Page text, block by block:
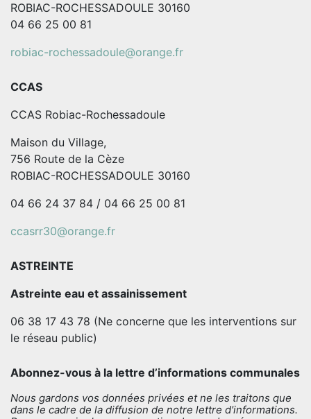
ROBIAC-ROCHESSADOULE 30160
04 66 25 00 81
robiac-rochessadoule@orange.fr
CCAS
CCAS Robiac-Rochessadoule
Maison du Village,
756 Route de la Cèze
ROBIAC-ROCHESSADOULE 30160
04 66 24 37 84 / 04 66 25 00 81
ccasrr30@orange.fr
ASTREINTE
Astreinte eau et assainissement
06 38 17 43 78 (Ne concerne que les interventions sur
le réseau public)
Abonnez-vous à la lettre d’informations communales
Nous gardons vos données privées et ne les traitons que
dans le cadre de la diffusion de notre lettre d'informations.